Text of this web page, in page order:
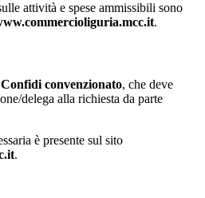
attività e spese ammissibili sono
.
Confidi convenzionato, che deve
delega alla richiesta da parte
è presente sul sito
.